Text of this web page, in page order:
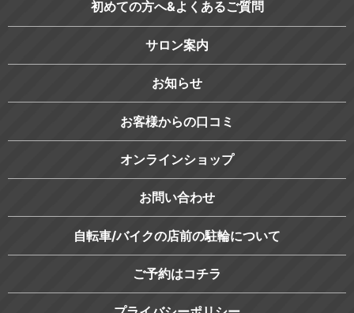
初めての方へ&よくあるご質問
サロン案内
お知らせ
お客様からの口コミ
オンラインショップ
お問い合わせ
自転車/バイクの店前の駐輪について
ご予約はコチラ